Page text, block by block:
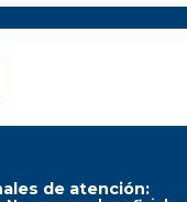
de atención: